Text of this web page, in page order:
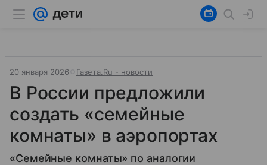
20 января 2026 Газета.Ru - новости
В России предложили
создать «семейные
комнаты» в аэропортах
«Семейные комнаты» по аналогии